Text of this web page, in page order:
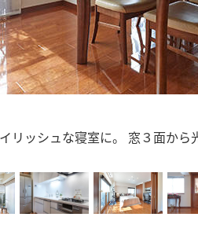
リッシュな寝室に。 窓３面から